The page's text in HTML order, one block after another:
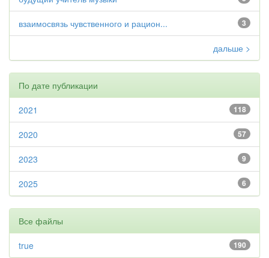
3
взаимосвязь чувственного и рацион...
дальше >
По дате публикации
118
2021
57
2020
9
2023
6
2025
Все файлы
190
true